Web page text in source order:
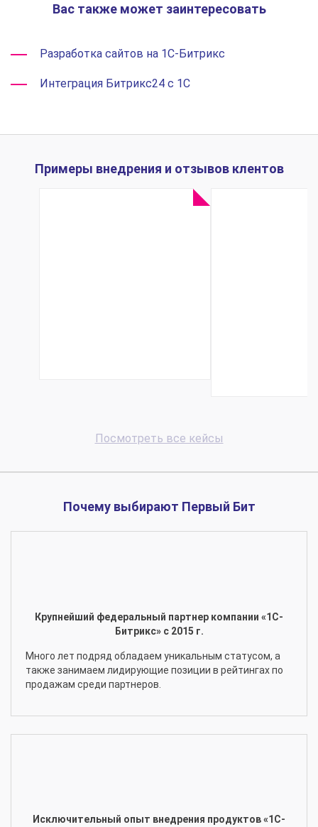
Вас также может заинтересовать
Разработка сайтов на 1С-Битрикс
Интеграция Битрикс24 с 1С
Примеры внедрения и отзывов клентов
Посмотреть все кейсы
Почему выбирают Первый Бит
Крупнейший федеральный партнер компании «1С-
Битрикс» с 2015 г.
Много лет подряд обладаем уникальным статусом, а
также занимаем лидирующие позиции в рейтингах по
продажам среди партнеров.
Исключительный опыт внедрения продуктов «1С-